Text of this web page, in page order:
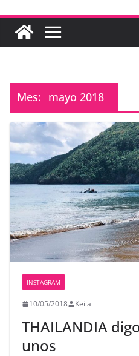
Mes: mayo 2018
INSTAGRAM
10/05/2018 Keila
THAILANDIA
unos